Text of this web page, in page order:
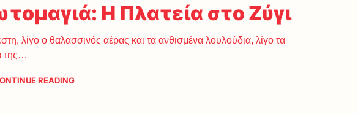
Η Πλατεία στο Ζύγι
λίγο ο θαλασσινός αέρας και τα ανθισμένα λουλούδια, λίγο τα
της…
READING